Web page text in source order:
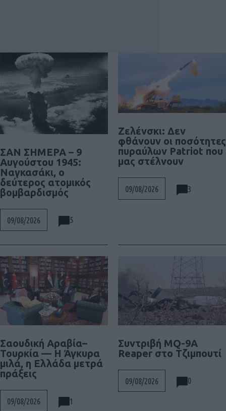
ΣΑΝ ΣΗΜΕΡΑ – 9
Αυγούστου 1945:
Ναγκασάκι, ο
δεύτερος ατομικός
βομβαρδισμός
09/08/2026 5
Ζελένσκι: Δεν
φθάνουν οι ποσότητες
πυραύλων Patriot που
μας στέλνουν
09/08/2026 3
Σαουδική Αραβία–
Τουρκία — Η Άγκυρα
μιλά, η Ελλάδα μετρά
πράξεις
09/08/2026 1
Συντριβή MQ-9A
Reaper στο Τζιμπουτί
09/08/2026 0